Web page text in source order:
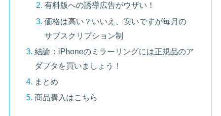
有料版への誘導広告がウザい！
価格は高い？いいえ、安いですが毎月の
サブスクリプション制
結論：iPhoneのミラーリングには正規品のア
ダプタを買いましょう！
まとめ
商品購入はこちら